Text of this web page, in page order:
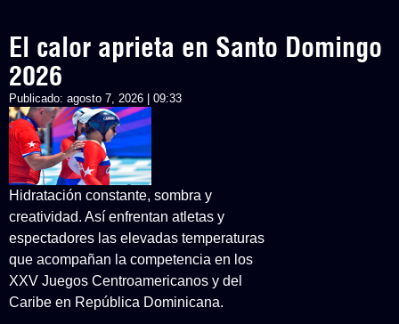
El calor aprieta en Santo Domingo
2026
Publicado: agosto 7, 2026 | 09:33
Hidratación constante, sombra y
creatividad. Así enfrentan atletas y
espectadores las elevadas temperaturas
que acompañan la competencia en los
XXV Juegos Centroamericanos y del
Caribe en República Dominicana.